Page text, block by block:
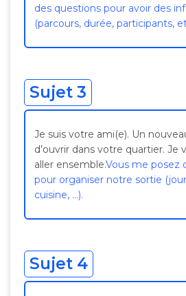
des questions pour avoir des
(parcours, durée, participants,
Sujet 3
Je suis votre ami(e). Un
d’ouvrir dans votre quartier. Je
aller ensemble.Vous me posez
pour organiser notre sortie
cuisine, …).
Sujet 4